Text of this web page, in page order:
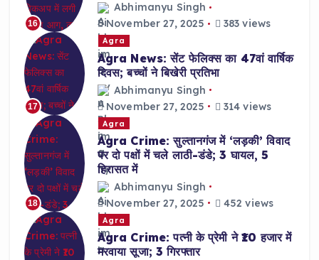
16
Abhimanyu Singh
November 27, 2025
383 views
17
Agra
Agra News: सेंट फेलिक्स का 47वां वार्षिक
दिवस; बच्चों ने बिखेरी प्रतिभा
Abhimanyu Singh
November 27, 2025
314 views
18
Agra
Agra Crime: सुल्तानगंज में ‘लड़की’ विवाद
पर दो पक्षों में चले लाठी-डंडे; 3 घायल, 5
हिरासत में
Abhimanyu Singh
November 27, 2025
452 views
Agra
Agra Crime: पत्नी के प्रेमी ने ₹10 हजार में
मरवाया सूजा; 3 गिरफ्तार